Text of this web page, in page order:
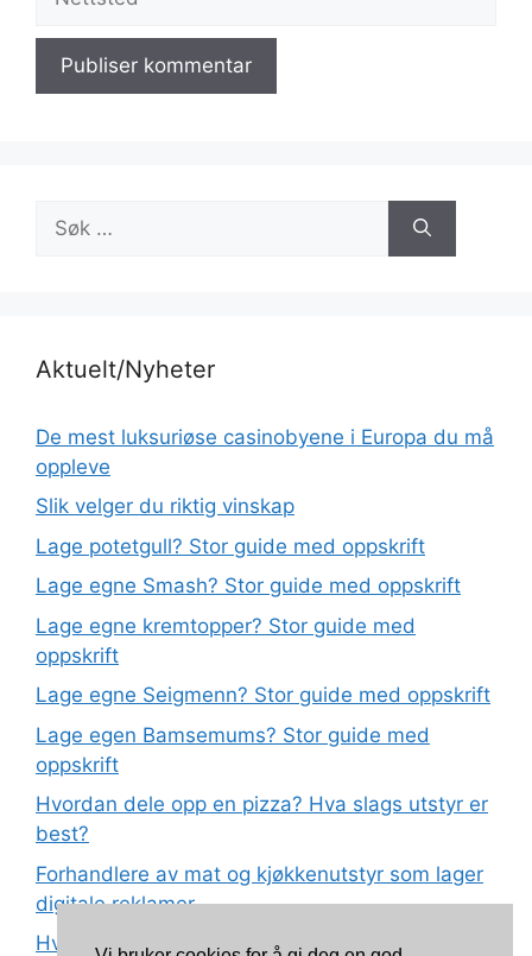
etter:
Aktuelt/Nyheter
De mest luksuriøse casinobyene i Europa du må
oppleve
Slik velger du riktig vinskap
Lage potetgull? Stor guide med oppskrift
Lage egne Smash? Stor guide med oppskrift
Lage egne kremtopper? Stor guide med
oppskrift
Lage egne Seigmenn? Stor guide med oppskrift
Lage egen Bamsemums? Stor guide med
oppskrift
Hvordan dele opp en pizza? Hva slags utstyr er
best?
Forhandlere av mat og kjøkkenutstyr som lager
digitale reklamer
Hva betyr det at plast har matkvalitet?